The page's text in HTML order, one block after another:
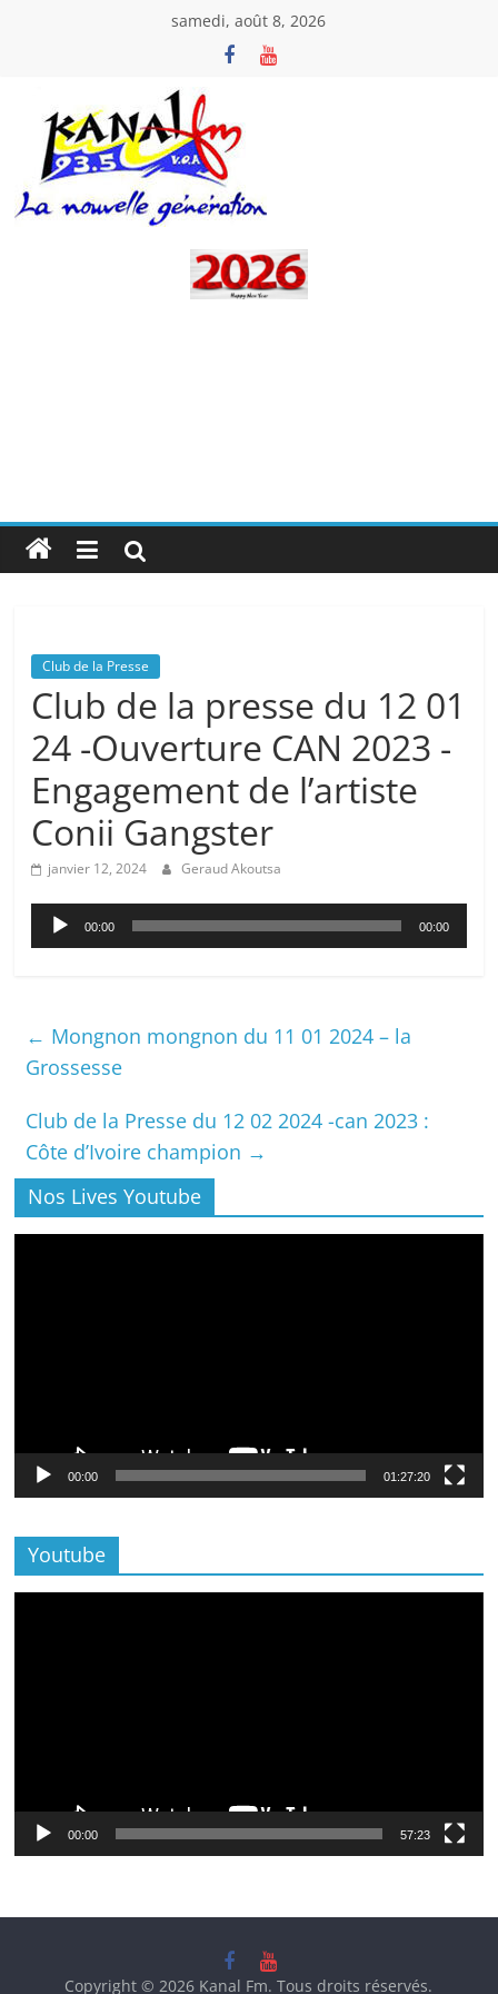
samedi, août 8, 2026
Kanal
Club de la Presse
Club de la presse du 12 01
24 -Ouverture CAN 2023 -
Engagement de l’artiste
Conii Gangster
janvier 12, 2024 Geraud Akoutsa
Lecteur
audio
00:00 00:00
← Mongnon mongnon du 11 01 2024 – la
Grossesse
Club de la Presse du 12 02 2024 -can 2023 :
Côte d’Ivoire champion →
Nos Lives Youtube
00:00 01:27:20
Youtube
00:00 57:23
Copyright © 2026 Kanal Fm. Tous droits réservés.